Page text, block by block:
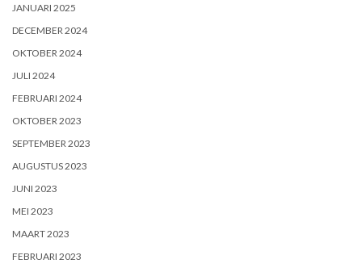
JANUARI 2025
DECEMBER 2024
OKTOBER 2024
JULI 2024
FEBRUARI 2024
OKTOBER 2023
SEPTEMBER 2023
AUGUSTUS 2023
JUNI 2023
MEI 2023
MAART 2023
FEBRUARI 2023